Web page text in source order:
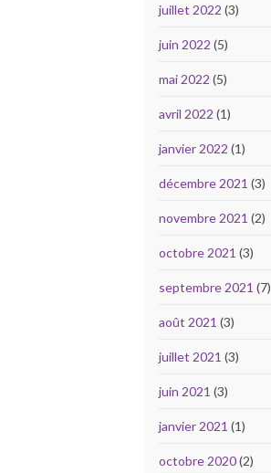
juillet 2022 (3)
juin 2022 (5)
mai 2022 (5)
avril 2022 (1)
janvier 2022 (1)
décembre 2021 (3)
novembre 2021 (2)
octobre 2021 (3)
septembre 2021 (7)
août 2021 (3)
juillet 2021 (3)
juin 2021 (3)
janvier 2021 (1)
octobre 2020(2)